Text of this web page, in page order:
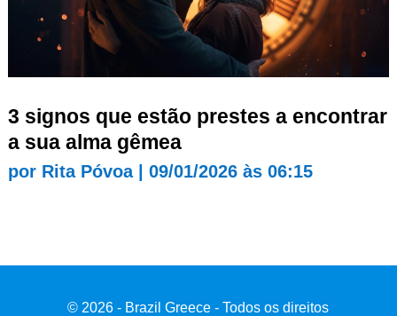
3 signos que estão prestes a encontrar
a sua alma gêmea
por Rita Póvoa| 09/01/2026 às 06:15
© 2026 - Brazil Greece - Todos os direitos